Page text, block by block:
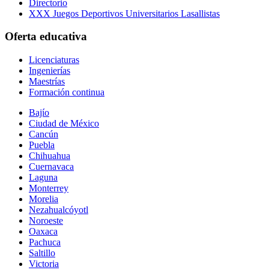
Directorio
XXX Juegos Deportivos Universitarios Lasallistas
Oferta educativa
Licenciaturas
Ingenierías
Maestrías
Formación continua
Bajío
Ciudad de México
Cancún
Puebla
Chihuahua
Cuernavaca
Laguna
Monterrey
Morelia
Nezahualcóyotl
Noroeste
Oaxaca
Pachuca
Saltillo
Victoria